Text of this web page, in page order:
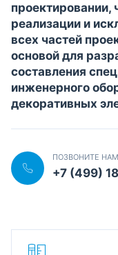
проектировании,
реализации и
всех частей
основой для
составления
инженерного
декоративных
ПОЗВОНИТЕ
+7 (499)